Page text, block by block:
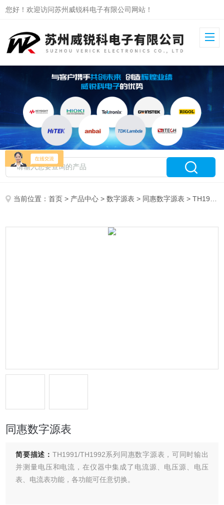
您好！欢迎访问苏州威锐科电子有限公司网站！
当前位置：首页 > 产品中心 >数字源表 > 同惠数字源表 > TH1992B同惠数字源表
同惠数字源表
简要描述： TH1991/TH1992系列同惠数字源表，可同时输出
并测量电压和电流，在仪器中集成了电流源、电压源、电压
表、电流表功能，各功能可任意切换。